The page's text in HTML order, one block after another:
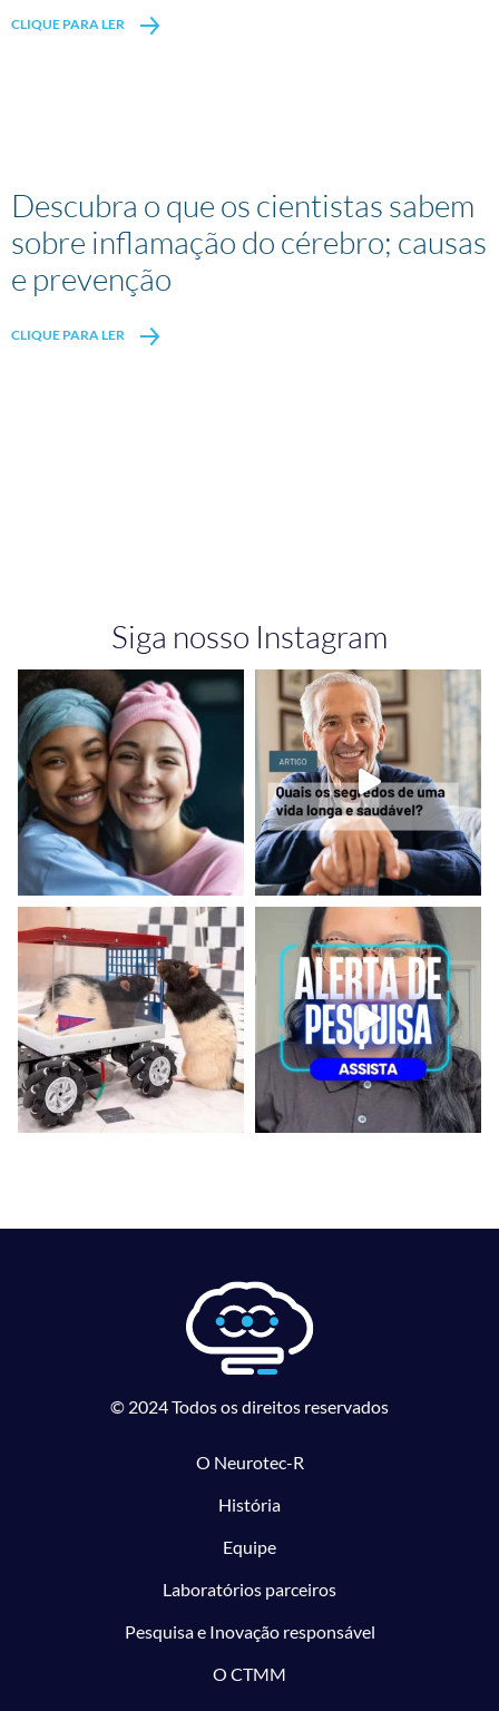
CLIQUE PARA LER
Descubra o que os cientistas sabem
sobre inflamação do cérebro; causas
e prevenção
CLIQUE PARA LER
Siga nosso Instagram
© 2024 Todos os direitos reservados
O Neurotec-R
História
Equipe
Laboratórios parceiros
Pesquisa e Inovação responsável
O CTMM